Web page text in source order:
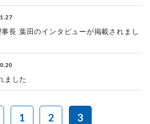
長 葉田のインタビューが掲載されまし
ました
1 2 3